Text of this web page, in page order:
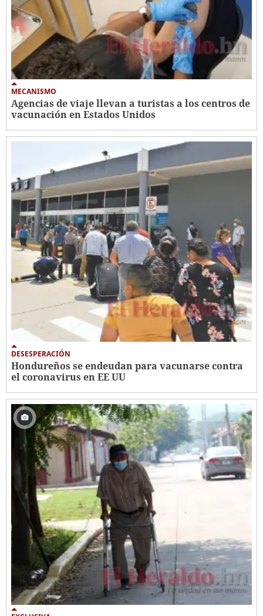
MECANISMO
Agencias de viaje llevan a turistas a los centros de
vacunación en Estados Unidos
DESESPERACIÓN
Hondureños se endeudan para vacunarse contra
el coronavirus en EE UU